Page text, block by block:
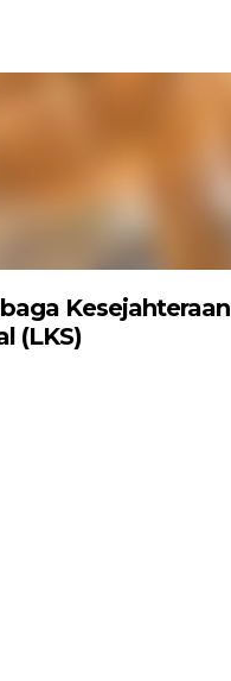
Kesejahteraan
(LKS)